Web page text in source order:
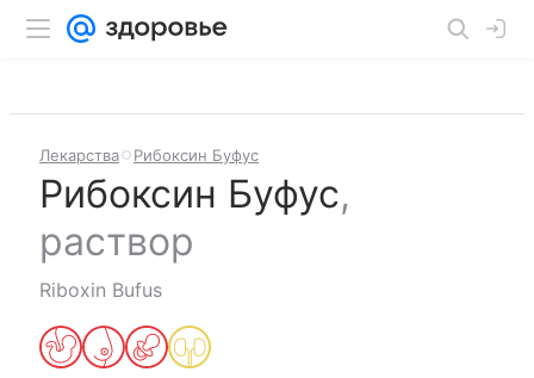
Лекарства Рибоксин Буфус
Рибоксин Буфус,
раствор
Riboxin Bufus